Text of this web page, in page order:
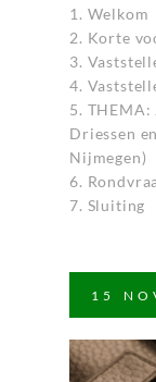
1. Welkom
2. Korte
3.
4.
5.
Driessen
Nijmegen)
6.
7. Sluiting
15